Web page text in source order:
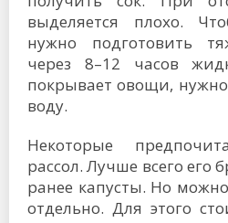
выделяется плохо.
нужно подготовить
через 8–12 часов
покрывает овощи,
воду.
Некоторые
рассол. Лучше всего его
ранее капусты. Но
отдельно. Для этого